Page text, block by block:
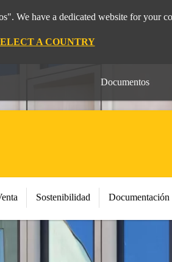
We have a dedicated website for your
A COUNTRY
Documentos
Sostenibilidad Documentación